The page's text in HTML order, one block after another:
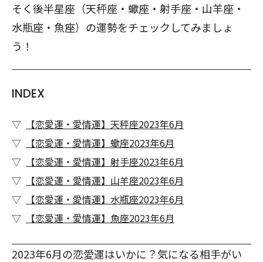
そく後半星座（天秤座・蠍座・射手座・山羊座・
水瓶座・魚座）の運勢をチェックしてみましょ
う！
INDEX
【恋愛運・愛情運】天秤座2023年6月
【恋愛運・愛情運】蠍座2023年6月
【恋愛運・愛情運】射手座2023年6月
【恋愛運・愛情運】山羊座2023年6月
【恋愛運・愛情運】水瓶座2023年6月
【恋愛運・愛情運】魚座2023年6月
2023年6月の恋愛運はいかに？気になる相手がい